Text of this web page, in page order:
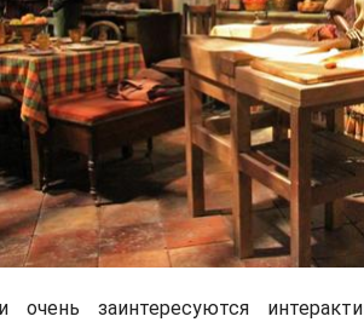
очень заинтересуются